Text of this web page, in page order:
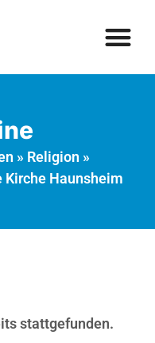
» Religion »
Haunsheim
stattgefunden.